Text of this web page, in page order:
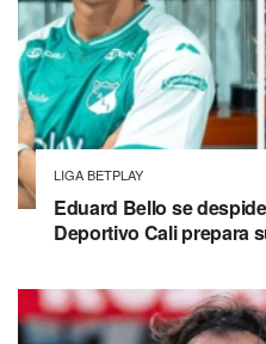
LIGA BETPLAY
Eduard Bello se
Deportivo Cali prepara